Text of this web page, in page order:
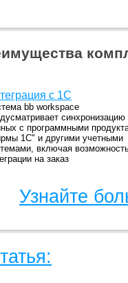
с 1С
bb workspace
синхронизацию
с программными
1С" и другими учетными
включая
на заказ
Узнайте